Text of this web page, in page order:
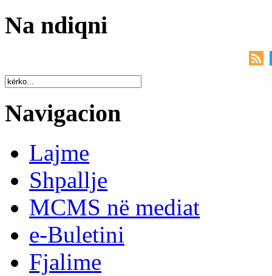
Na ndiqni
Navigacion
Lajme
Shpallje
MCMS në mediat
e-Buletini
Fjalime